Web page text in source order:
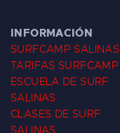
INFORMACIÓN
SURFCAMP SALINAS
TARIFAS SURFCAMP
ESCUELA DE SURF
SALINAS
CLASES DE SURF
SALINAS